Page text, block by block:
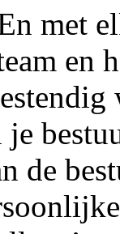
met
en
je
de